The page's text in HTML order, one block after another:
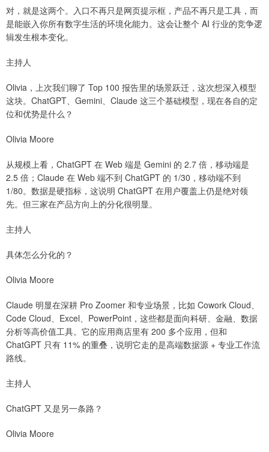
对，就是这两个。入口不再只是网页提示框，产品不再只是工具，而
是能嵌入你所有数字生活的环境化能力。这会让整个 AI 行业的竞争逻
辑发生根本变化。
主持人
Olivia，上次我们聊了 Top 100 报告里的场景跃迁，这次想深入模型
这块。ChatGPT、Gemini、Claude 这三个基础模型，现在各自的定
位和优势是什么？
Olivia Moore
从规模上看，ChatGPT 在 Web 端是 Gemini 的 2.7 倍，移动端是
2.5 倍；Claude 在 Web 端不到 ChatGPT 的 1/30，移动端不到
1/80。数据是硬指标，这说明 ChatGPT 在用户覆盖上仍是绝对领
先。但三家在产品方向上的分化很明显。
主持人
具体怎么分化的？
Olivia Moore
Claude 明显在深耕 Pro Zoomer 和专业场景，比如 Cowork Cloud、
Code Cloud、Excel、PowerPoint，这些都是面向科研、金融、数据
分析等高价值工具。它的应用商店里有 200 多个应用，但和
ChatGPT 只有 11% 的重叠，说明它走的是高端数据源 + 专业工作流
路线。
主持人
ChatGPT 又是另一条路？
Olivia Moore